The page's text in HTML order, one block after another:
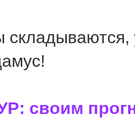
складываются,
своим